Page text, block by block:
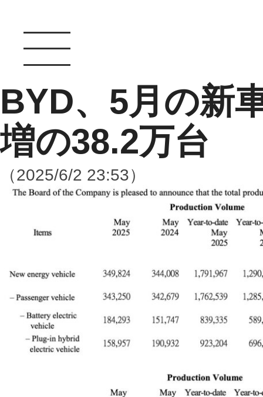
BYD、5月の新
増の38.2万台
（2025/6/2 23:53）